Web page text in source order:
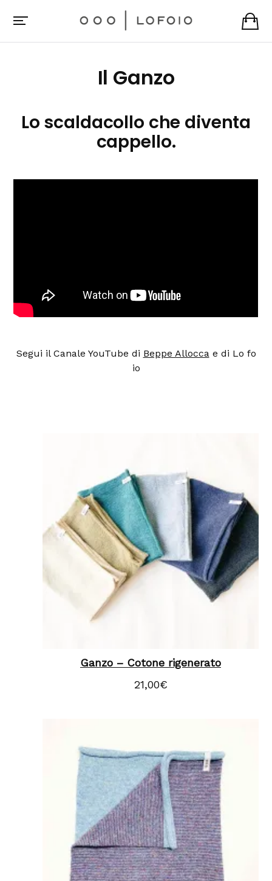
Il Ganzo
Lo scaldacollo che diventa
cappello.
Segui il Canale YouTube di Beppe Alloccae di Lo fo
io
Ganzo – Cotone rigenerato
21,00€